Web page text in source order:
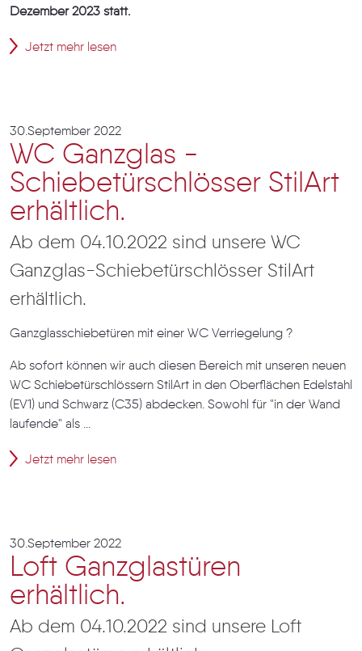
Dezember 2023 statt.
Jetzt mehr lesen
30.September 2022
WC Ganzglas -
Schiebetürschlösser StilArt
erhältlich.
Ab dem 04.10.2022 sind unsere WC
Ganzglas-Schiebetürschlösser StilArt
erhältlich.
Ganzglasschiebetüren mit einer WC Verriegelung ?
Ab sofort können wir auch diesen Bereich mit unseren neuen
WC Schiebetürschlössern StilArt in den Oberflächen Edelstahl
(EV1) und Schwarz (C35) abdecken. Sowohl für "in der Wand
laufende" als ...
Jetzt mehr lesen
30.September 2022
Loft Ganzglastüren
erhältlich.
Ab dem 04.10.2022 sind unsere Loft